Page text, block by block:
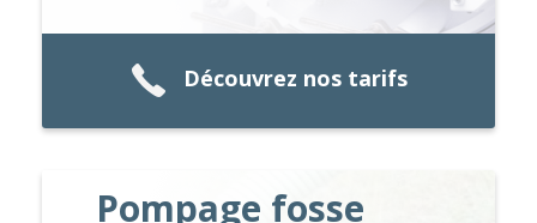
Découvrez nos tarifs
Pompage fosse